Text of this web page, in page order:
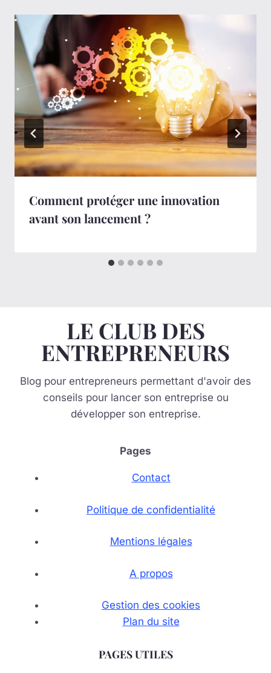
Comment protéger une innovation
avant son lancement ?
LE CLUB DES
ENTREPRENEURS
Blog pour entrepreneurs permettant d'avoir des
conseils pour lancer son entreprise ou
développer son entreprise.
Pages
Contact
Politique de confidentialité
Mentions légales
A propos
Gestion des cookies
Plan du site
PAGES UTILES